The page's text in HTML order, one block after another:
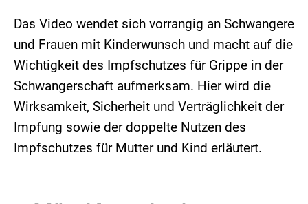
Das Video wendet sich vorrangig an Schwangere
und Frauen mit Kinderwunsch und macht auf die
Wichtigkeit des Impfschutzes für Grippe in der
Schwangerschaft aufmerksam. Hier wird die
Wirksamkeit, Sicherheit und Verträglichkeit der
Impfung sowie der doppelte Nutzen des
Impfschutzes für Mutter und Kind erläutert.